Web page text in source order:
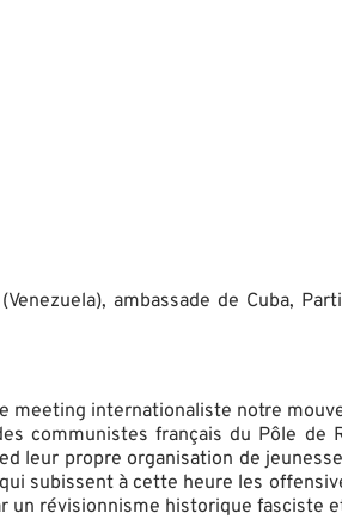
ambassade de Cuba,
meeting internationaliste notre
français du Pôle de
propre organisation de
subissent à cette heure les
révisionnisme historique